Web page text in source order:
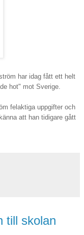
har idag fått ett helt
hot" mot Sverige.
felaktiga uppgifter och
att han tidigare gått
till skolan